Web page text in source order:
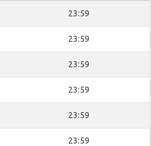
23:59
23:59
23:59
23:59
23:59
23:59